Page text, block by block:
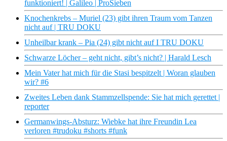
funktioniert! | Galileo | ProSieben
Knochenkrebs – Muriel (23) gibt ihren Traum vom Tanzen
nicht auf | TRU DOKU
Unheilbar krank – Pia (24) gibt nicht auf I TRU DOKU
Schwarze Löcher – geht nicht, gibt’s nicht? | Harald Lesch
Mein Vater hat mich für die Stasi bespitzelt | Woran glauben
wir? #6
Zweites Leben dank Stammzellspende: Sie hat mich gerettet |
reporter
Germanwings-Absturz: Wiebke hat ihre Freundin Lea
verloren #trudoku #shorts #funk